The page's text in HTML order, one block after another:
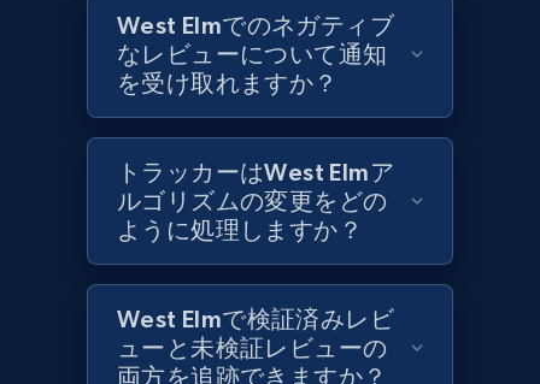
1.2K+ 208+ 今すぐ始める
Zara - Products - discovery by category url
Category id, Product id, Product name, Price,
Currency, Colour code, Colour, Description, and
more.
1.2K+ 208+ 今すぐ始める
West Elmでのネガティブ
なレビューについて通知
を受け取れますか？
トラッカーはWest Elmア
ルゴリズムの変更をどの
ように処理しますか？
West Elmで検証済みレビ
ューと未検証レビューの
両方を追跡できますか？